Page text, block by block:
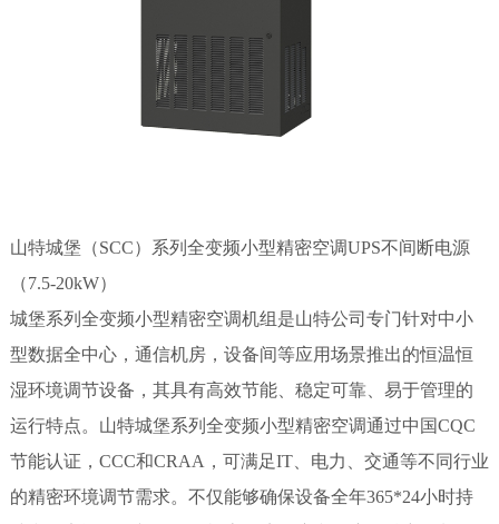
山特城堡（SCC）系列全变频小型精密空调UPS不间断电源
（7.5-20kW）
城堡系列全变频小型精密空调机组是山特公司专门针对中小
型数据全中心，通信机房，设备间等应用场景推出的恒温恒
湿环境调节设备，其具有高效节能、稳定可靠、易于管理的
运行特点。山特城堡系列全变频小型精密空调通过中国CQC
节能认证，CCC和CRAA，可满足IT、电力、交通等不同行业
的精密环境调节需求。不仅能够确保设备全年365*24小时持